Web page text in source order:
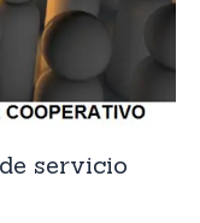
servicio